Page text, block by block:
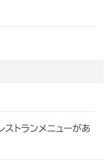
トランメニューがあ